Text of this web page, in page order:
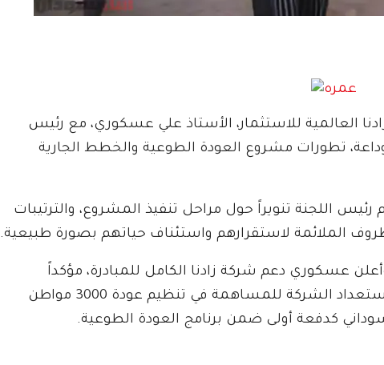
العالمية للاستثمار، الأستاذ علي عسكوري، مع رئيس
تطورات مشروع العودة الطوعية والخطط الجارية
اللجنة تنويراً حول مراحل تنفيذ المشروع، والترتيبات
الملائمة لاستقرارهم واستئناف حياتهم بصورة طبيعية.
عسكوري دعم شركة زادنا الكامل للمبادرة، مؤكداً
استعداد الشركة للمساهمة في تنظيم عودة 3000 مواطن
كدفعة أولى ضمن برنامج العودة الطوعية.